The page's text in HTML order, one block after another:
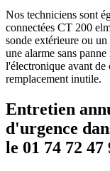
Nos techniciens sont
connectées CT 200
sonde extérieure ou
une alarme sans
l'électronique avant de
remplacement inutile.
Entretien
d'urgence
le 01 74 72 47